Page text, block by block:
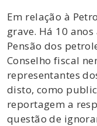
Em relação à
grave. Há 10
Pensão dos
Conselho fiscal
representantes
disto, como
reportagem a
questão de